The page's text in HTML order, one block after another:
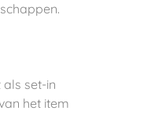
als set-in
het item